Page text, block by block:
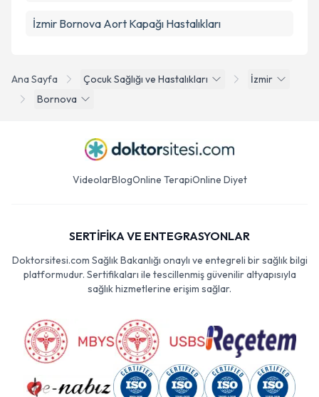
Ana Sayfa Çocuk Sağlığı ve Hastalıkları
İzmir
Bornova
İzmir Bornova Aort Kapağı Hastalıkları
VideolarBlogOnline TerapiOnline Diyet
SERTİFİKA VE ENTEGRASYONLAR
Doktorsitesi.com Sağlık Bakanlığı onaylı ve entegreli bir sağlık bilgi
platformudur. Sertifikaları ile tescillenmiş güvenilir altyapısıyla
sağlık hizmetlerine erişim sağlar.